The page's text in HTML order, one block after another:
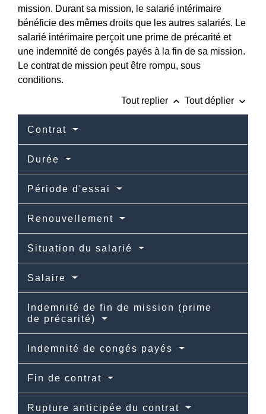
mission. Durant sa mission, le salarié intérimaire
bénéficie des mêmes droits que les autres salariés. Le
salarié intérimaire perçoit une prime de précarité et
une indemnité de congés payés à la fin de sa mission.
Le contrat de mission peut être rompu, sous
conditions.
Tout replier keyboard_arrow_up Tout déplier keyboard_arrow_down
Contrat
Durée
Période d'essai
Renouvellement
Situation du salarié
Salaire
Indemnité de fin de mission (prime
de précarité)
Indemnité de congés payés
Fin de contrat
Rupture anticipée du contrat